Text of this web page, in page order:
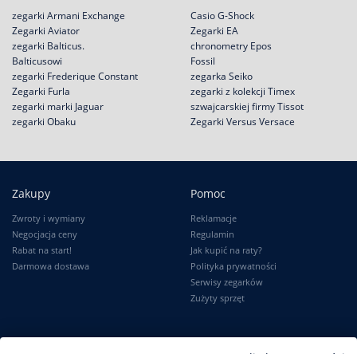
zegarki Armani Exchange
Zegarki Aviator
zegarki Balticus.
Balticusowi
Casio G-Shock
Zegarki EA
chronometry Epos
Fossil
zegarki Frederique Constant
Zegarki Furla
zegarki marki Jaguar
zegarki Obaku
zegarka Seiko
zegarki z kolekcji Timex
szwajcarskiej firmy Tissot
Zegarki Versus Versace
Zakupy
Zwroty i wymiany
Negocjacja ceny
Rabat na start!
Darmowa dostawa
Pomoc
Reklamacje
Regulamin
Jak kupić na raty?
Polityka prywatności
Serwisy zegarków
Zużyty sprzęt